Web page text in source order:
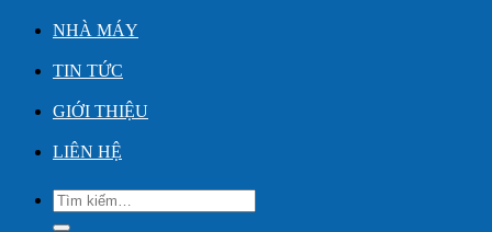
NHÀ MÁY
TIN TỨC
GIỚI THIỆU
LIÊN HỆ
Tìm
kiếm: